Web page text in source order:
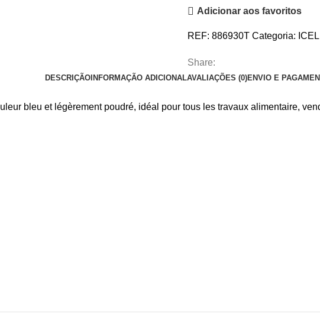
Adicionar aos favoritos
REF: 886930T Categoria: ICEL
Share:
DESCRIÇÃOINFORMAÇÃO ADICIONALAVALIAÇÕES (0)ENVIO E
bleu et légèrement poudré, idéal pour tous les travaux alimentaire,